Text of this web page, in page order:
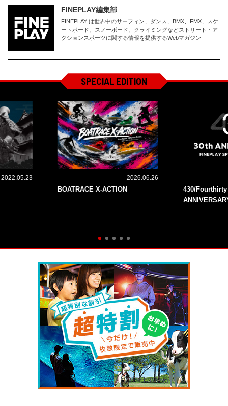
FINEPLAY編集部
FINEPLAY は世界中のサーフィン、ダンス、BMX、FMX、スケ
ートボード、スノーボード、クライミングなどストリート・ア
クションスポーツに関する情報を提供するWebマガジン
SPECIAL EDITION
2022.05.23 2026.06.26
BOATRACE X-ACTION
430/